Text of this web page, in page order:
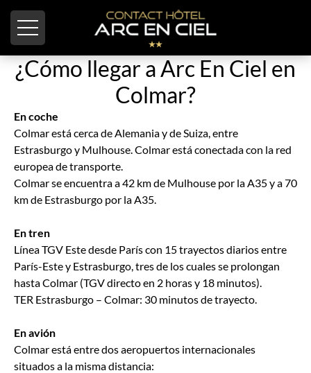
¿Cómo llegar a Arc En Ciel en
Colmar?
En coche
Colmar está cerca de Alemania y de Suiza, entre
Estrasburgo y Mulhouse. Colmar está conectada con la red
europea de transporte.
Colmar se encuentra a 42 km de Mulhouse por la A35 y a 70
km de Estrasburgo por la A35.
En tren
Línea TGV Este desde París con 15 trayectos diarios entre
París-Este y Estrasburgo, tres de los cuales se prolongan
hasta Colmar (TGV directo en 2 horas y 18 minutos).
TER Estrasburgo – Colmar: 30 minutos de trayecto.
En avión
Colmar está entre dos aeropuertos internacionales
situados a la misma distancia: